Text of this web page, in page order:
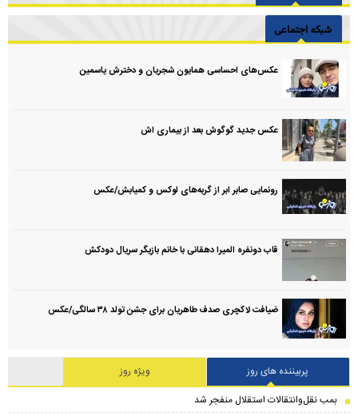
شبکه اجتماعی
عکس‌های احساسی همایون شجریان و دخترش یاسمین
عکس جدید گوگوش بعد از بیماری اش
رونمایی صابر ابر از گربه‌های لوکس و کمیابش/عکس
قاب دونفره المیرا دهقانی با خانم بازیگر سریال دودکش
ضیافت لاکچری صدف طاهریان برای جشن تولد ۳۸ سالگی‌/عکس
پربیننده های روز
ویژه روز
بمب نقل‌وانتقالات استقلال منفجر شد